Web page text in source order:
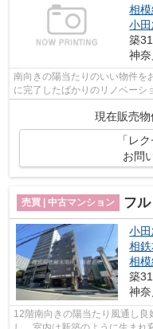
相
小
築
神
南向きの陽当たりのいい物件を
に完了したばかりのリノベーシ
現在販売物
「レ
お問
売買 | 中古マンション フルリ
小
相
相
築
神
12階南向きの陽当たり風通し